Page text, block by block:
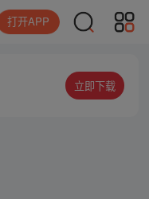
打开APP
立即下载